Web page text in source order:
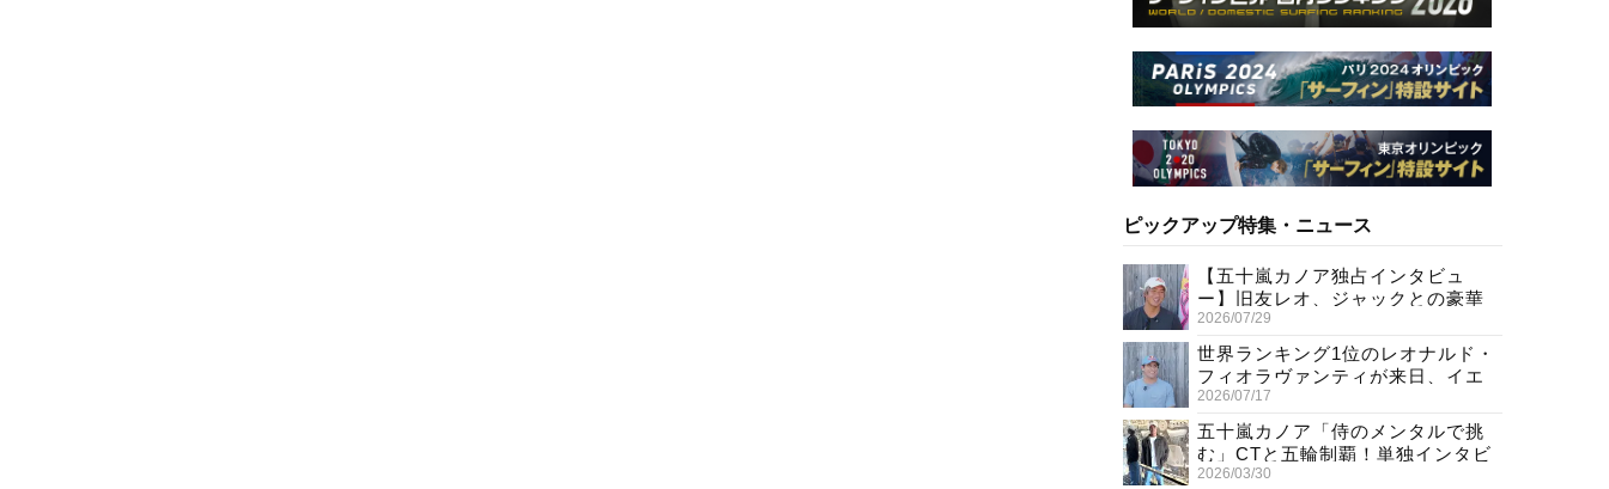
ピックアップ特集・ニュース
【五十嵐カノア独占インタビュ
ー】旧友レオ、ジャックとの豪華
プライベートセッション
2026/07/29
世界ランキング1位のレオナルド・
フィオラヴァンティが来日、イエ
ロージャージ獲得直後の独占イン
タビュー
2026/07/17
五十嵐カノア「侍のメンタルで挑
む」CTと五輪制覇！単独インタビ
ューで熱弁
2026/03/30